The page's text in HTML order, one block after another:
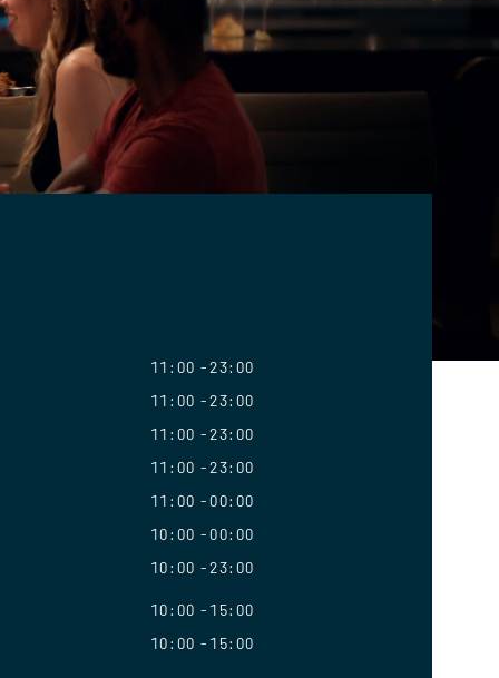
11:00
23:00
11:00
23:00
11:00
23:00
11:00
23:00
11:00
00:00
10:00
00:00
10:00 23:00
10:00
15:00
10:00 15:00